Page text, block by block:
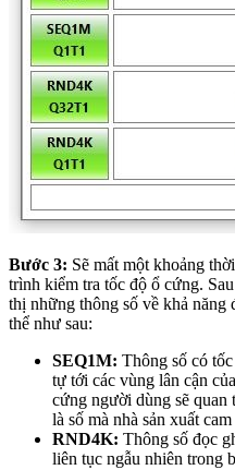
Bước 3: Sẽ mất một khoảng
trình kiểm tra tốc độ ổ cứng.
thị những thông số về khả
thể như sau:
SEQ1M: Thông số có
tự tới các vùng lân cận
cứng người dùng sẽ quan
là số mà nhà sản xuất
RND4K: Thông số đọc
liên tục ngẫu nhiên trong